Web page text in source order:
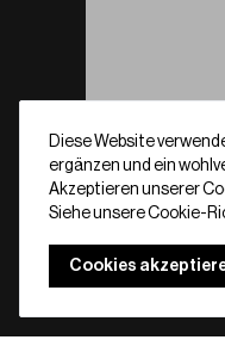
Diese Website
ergänzen und ein
Akzeptieren unserer
Siehe unsere Cookie-
Cookies